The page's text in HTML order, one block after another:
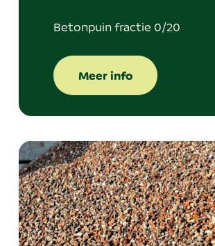
Betonpuin fractie 0/20
Meer info